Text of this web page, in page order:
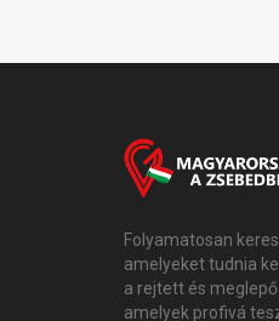
Folyamatosan
amelyeket tudnia
a rejtett és
amelyek profivá